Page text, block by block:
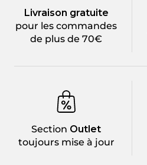
Livraison gratuite
pour les commandes
de plus de 70€
Section Outlet
toujours mise à jour